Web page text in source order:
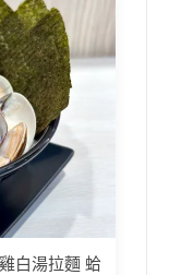
白湯拉麵 蛤